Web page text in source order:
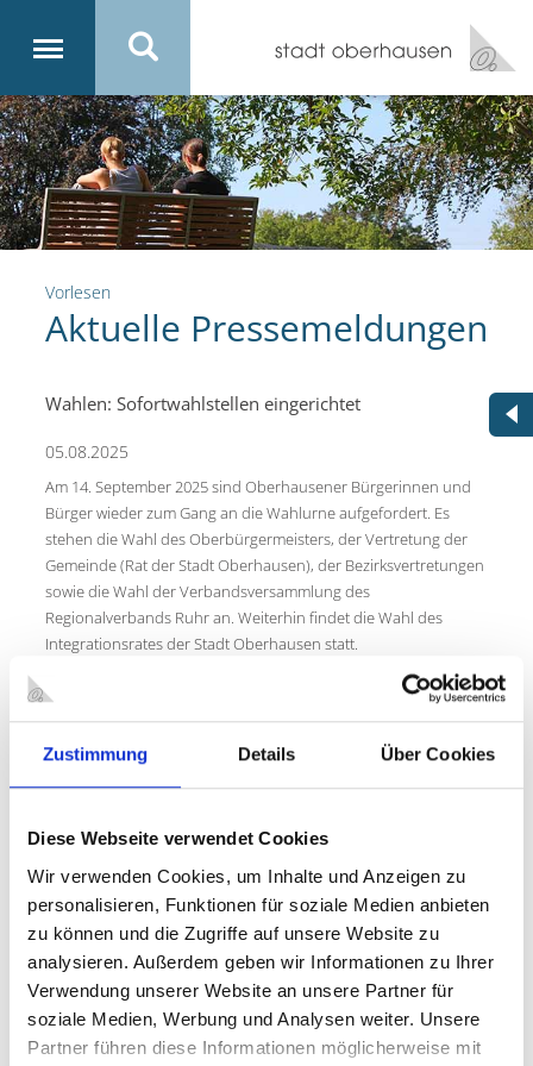
Zustimmung Details Über Cookies
Diese Webseite verwendet Cookies
Wir verwenden Cookies, um Inhalte und Anzeigen zu
personalisieren, Funktionen für soziale Medien anbieten
zu können und die Zugriffe auf unsere Website zu
analysieren. Außerdem geben wir Informationen zu Ihrer
Verwendung unserer Website an unsere Partner für
soziale Medien, Werbung und Analysen weiter. Unsere
Partner führen diese Informationen möglicherweise mit
Vorlesen
Aktuelle Pressemeldungen
Wahlen: Sofortwahlstellen eingerichtet
05.08.2025
Am 14. September 2025 sind Oberhausener Bürgerinnen und
Bürger wieder zum Gang an die Wahlurne aufgefordert. Es
stehen die Wahl des Oberbürgermeisters, der Vertretung der
Gemeinde (Rat der Stadt Oberhausen), der Bezirksvertretungen
sowie die Wahl der Verbandsversammlung des
Regionalverbands Ruhr an. Weiterhin findet die Wahl des
Integrationsrates der Stadt Oberhausen statt.
Zur Durchführung der Briefwahl sind Sofortwahlstellen ab
Montag, 11. August 2025, bis zum 12. September 2025
eingerichtet. Diese befinden sich im Rathaus Alt-Oberhausen
(Schwartzstraße 72, unter den Arkaden), im Technischen
Die Öffnungszeiten:
montags bis mittwochs von 8 bis 16 Uhr
donnerstags von 8 bis 18 Uhr
freitags von 8 bis 12 Uhr, am 12. September 2025 bis 15 Uhr
samstags (nur Technisches Rathaus) von 9 bis 13 Uhr bis
zum 6. September 2025
In den Sofortwahlstellen können die Briefwahlunterlagen
abgeholt oder auch vor Ort direkt gewählt werden.